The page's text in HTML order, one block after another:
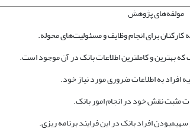
مولفه‌های پژوهش
کارکنان برای انجام وظایف و مسئولیت‌های محوله.
بهترین و کاملترین اطلاعات بانک در آن موجود است.
به اطلاعات ضروری مورد نیاز خود.
مثبت نقش خود در انجام امور بانک.
افراد بانک در این فرایند برنامه ریزی.